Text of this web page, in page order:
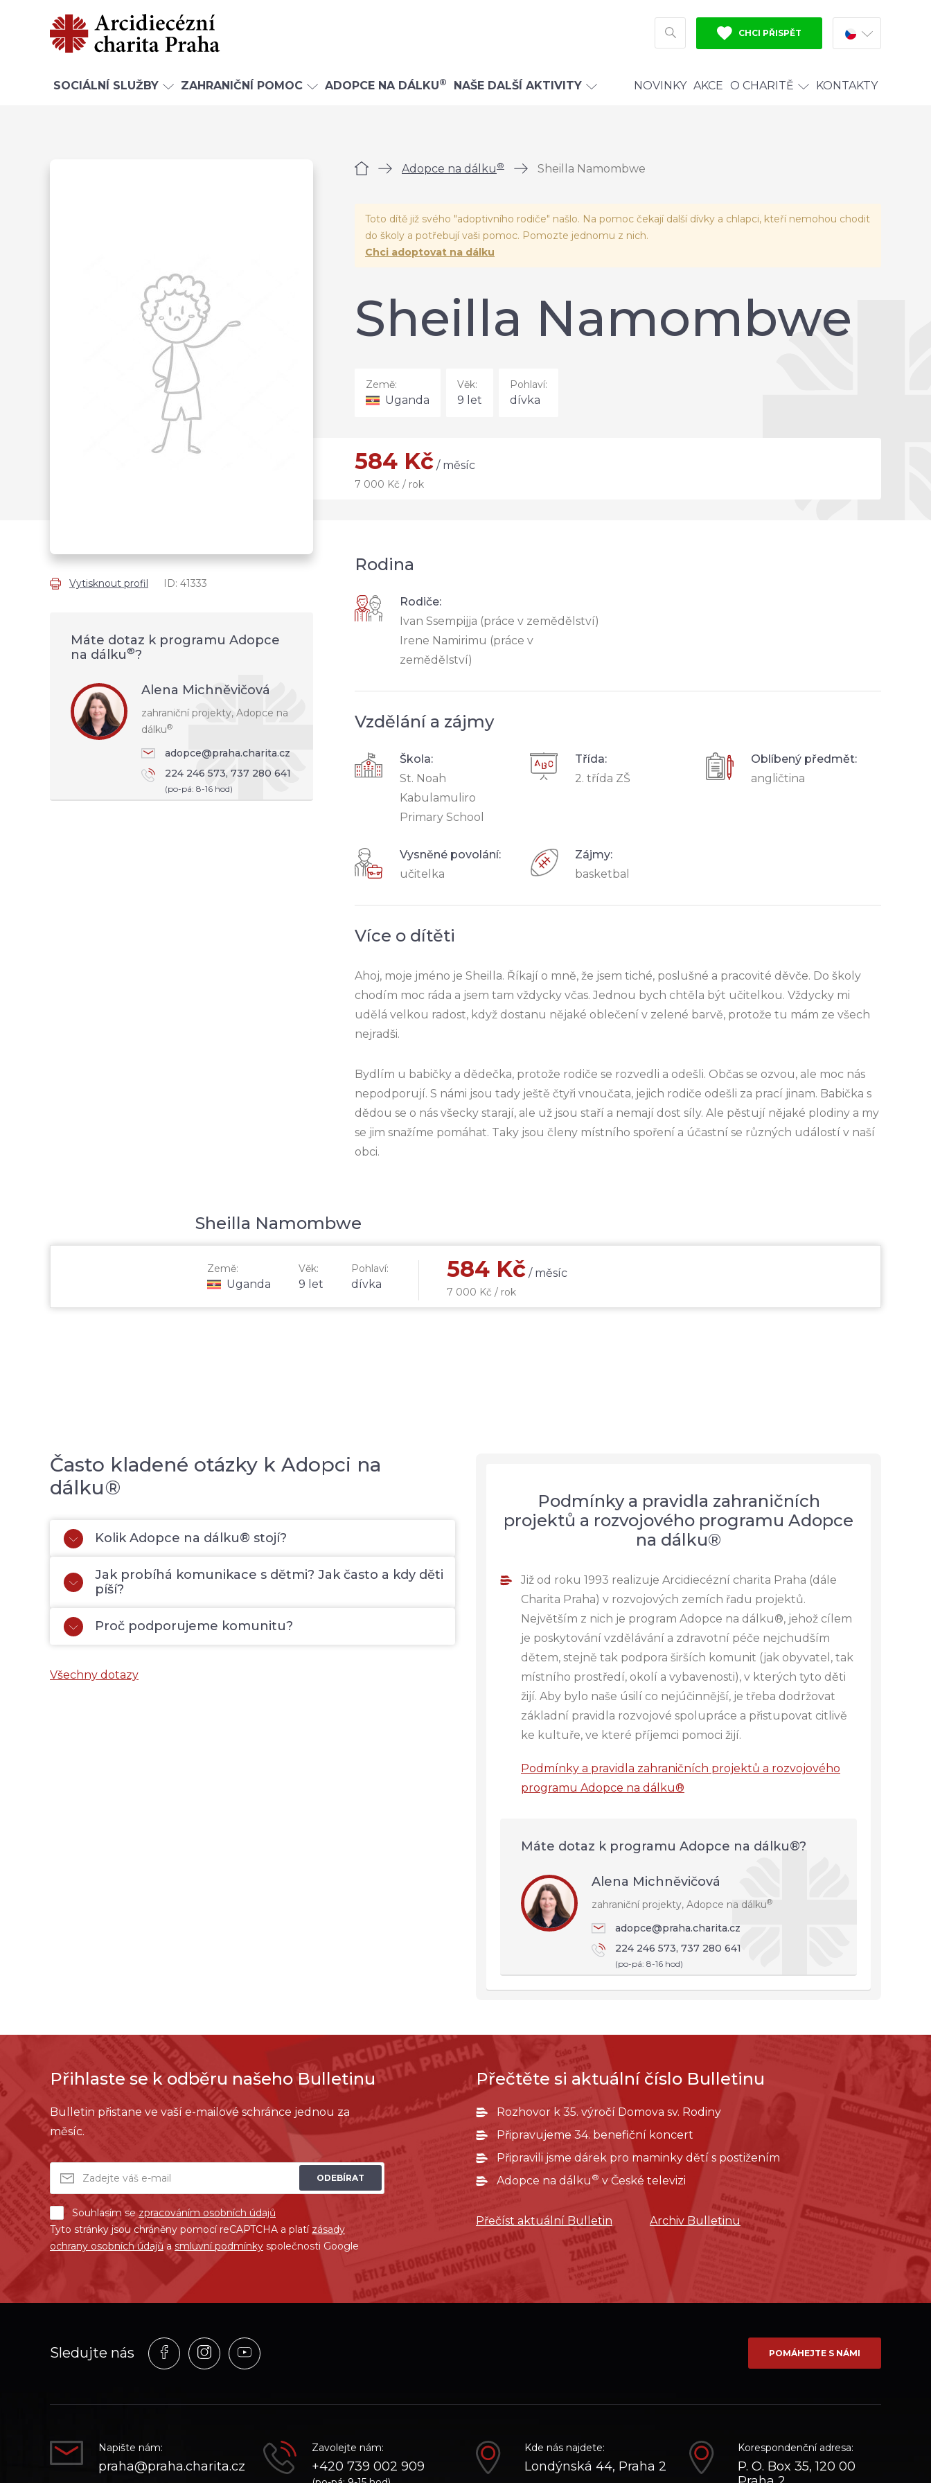
HLEDAT CHCI PŘISPĚT
SOCIÁLNÍ SLUŽBY ZAHRANIČNÍ POMOC ADOPCE NA DÁLKU® NAŠE DALŠÍ AKTIVITY NOVINKY AKCE O CHARITĚ KONTAKTY
Úvod Adopce na dálku ® Sheilla Namombwe
Toto dítě již svého "adoptivního rodiče" našlo. Na pomoc čekají další dívky a chlapci, kteří nemohou chodit
do školy a potřebují vaši pomoc. Pomozte jednomu z nich.
Chci adoptovat na dálku
Sheilla Namombwe
Země:
Uganda
Věk:
9 let
Pohlaví:
dívka
584 Kč / měsíc
7 000 Kč / rok
Rodina
Rodiče:
Ivan Ssempijja (práce v zemědělství)
Irene Namirimu (práce v
zemědělství)
Vzdělání a zájmy
Škola:
St. Noah
Kabulamuliro
Primary School
Třída:
2. třída ZŠ
Oblíbený předmět:
angličtina
Vysněné povolání:
učitelka
Zájmy:
basketbal
Více o dítěti
Ahoj, moje jméno je Sheilla. Říkají o mně, že jsem tiché, poslušné a pracovité děvče. Do školy
chodím moc ráda a jsem tam vždycky včas. Jednou bych chtěla být učitelkou. Vždycky mi
udělá velkou radost, když dostanu nějaké oblečení v zelené barvě, protože tu mám ze všech
nejradši.
Bydlím u babičky a dědečka, protože rodiče se rozvedli a odešli. Občas se ozvou, ale moc nás
nepodporují. S námi jsou tady ještě čtyři vnoučata, jejich rodiče odešli za prací jinam. Babička s
dědou se o nás všecky starají, ale už jsou staří a nemají dost síly. Ale pěstují nějaké plodiny a my
se jim snažíme pomáhat. Taky jsou členy místního spoření a účastní se různých událostí v naší
obci.
Vytisknout profil ID: 41333
Máte dotaz k programu Adopce
na dálku®?
Alena Michněvičová
zahraniční projekty, Adopce na
dálku®
adopce@praha.charita.cz
224 246 573, 737 280 641
(po-pá: 8-16 hod)
Sheilla Namombwe
Země:
Uganda
Věk:
9 let
Pohlaví:
dívka
584 Kč / měsíc
7 000 Kč / rok
Často kladené otázky k Adopci na
dálku®
Kolik Adopce na dálku® stojí?
Jak probíhá komunikace s dětmi? Jak často a kdy děti
píší?
Proč podporujeme komunitu?
Všechny dotazy
Podmínky a pravidla zahraničních
projektů a rozvojového programu Adopce
na dálku®
Již od roku 1993 realizuje Arcidiecézní charita Praha (dále
Charita Praha) v rozvojových zemích řadu projektů.
Největším z nich je program Adopce na dálku®, jehož cílem
je poskytování vzdělávání a zdravotní péče nejchudším
dětem, stejně tak podpora širších komunit (jak obyvatel, tak
místního prostředí, okolí a vybavenosti), v kterých tyto děti
žijí. Aby bylo naše úsilí co nejúčinnější, je třeba dodržovat
základní pravidla rozvojové spolupráce a přistupovat citlivě
ke kultuře, ve které příjemci pomoci žijí.
Podmínky a pravidla zahraničních projektů a rozvojového
programu Adopce na dálku®
Máte dotaz k programu Adopce na dálku®?
Alena Michněvičová
zahraniční projekty, Adopce na dálku®
adopce@praha.charita.cz
224 246 573, 737 280 641
(po-pá: 8-16 hod)
Přihlaste se k odběru našeho Bulletinu
Bulletin přistane ve vaší e-mailové schránce jednou za
měsíc.
ODEBÍRAT
Souhlasím sezpracováním osobních údajů
Tyto stránky jsou chráněny pomocí reCAPTCHA a platí zásady
ochrany osobních údajů a smluvní podmínky společnosti Google
Přečtěte si aktuální číslo Bulletinu
Rozhovor k 35. výročí Domova sv. Rodiny
Připravujeme 34. benefiční koncert
Připravili jsme dárek pro maminky dětí s postižením
Adopce na dálku ® v České televizi
Přečíst aktuální Bulletin Archiv Bulletinu
Sledujte nás
Profil
na
Profil
na
Profil
na
POMÁHEJTE S NÁMI
Napište nám:
praha@praha.charita.cz
Zavolejte nám:
+420 739 002 909
Kde nás najdete:
Londýnská 44, Praha 2
Korespondenční adresa:
P. O. Box 35, 120 00